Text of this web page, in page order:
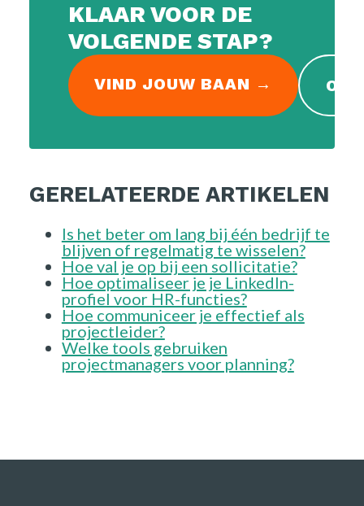
KLAAR VOOR DE
VOLGENDE STAP?
VIND JOUW BAAN →
GERELATEERDE ARTIKELEN
Is het beter om lang bij één bedrijf te
blijven of regelmatig te wisselen?
Hoe val je op bij een sollicitatie?
Hoe optimaliseer je je LinkedIn-
profiel voor HR-functies?
Hoe communiceer je effectief als
projectleider?
Welke tools gebruiken
projectmanagers voor planning?